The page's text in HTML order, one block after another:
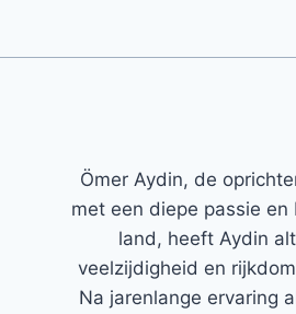
Ömer Aydin, de
met een diepe passie
land, heeft Aydin
veelzijdigheid en
Na jarenlange ervaring